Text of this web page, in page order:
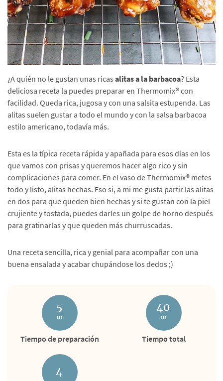
¿A quién no le gustan unas ricas alitas a la barbacoa? Esta
deliciosa receta la puedes preparar en Thermomix® con
facilidad. Queda rica, jugosa y con una salsita estupenda. Las
alitas suelen gustar a todo el mundo y con la salsa barbacoa
estilo americano, todavía más.
Esta es la típica receta rápida y apañada para esos días en los
que vamos con prisas y queremos hacer algo rico y sin
complicaciones para comer. En el vaso de Thermomix® metes
todo y listo, alitas hechas. Eso si, a mi me gusta partir las alitas
en dos para que queden bien hechas y si te gustan con la piel
crujiente y tostada, puedes darles un golpe de horno después
para gratinarlas y que queden más churruscadas.
Una receta sencilla, rica y genial para acompañar con una
buena ensalada y acabar chupándose los dedos ;)
5
m
Tiempo de preparación
40
m
Tiempo total
4